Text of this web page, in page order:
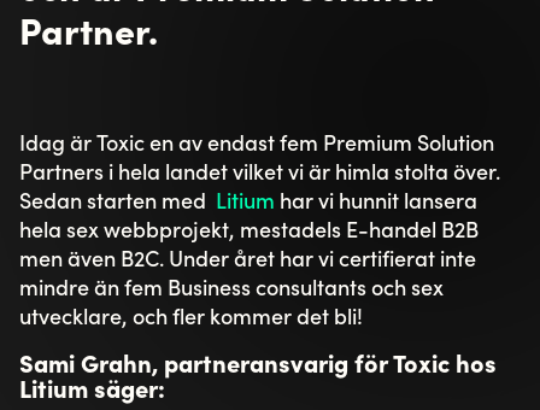
Partner.
Idag är Toxic en av endast fem Premium Solution
Partners i hela landet vilket vi är himla stolta över.
Sedan starten med Litium har vi hunnit lansera
hela sex webbprojekt, mestadels E-handel B2B
men även B2C. Under året har vi certifierat inte
mindre än fem Business consultants och sex
utvecklare, och fler kommer det bli!
Sami Grahn, partneransvarig för Toxic hos
Litium säger: